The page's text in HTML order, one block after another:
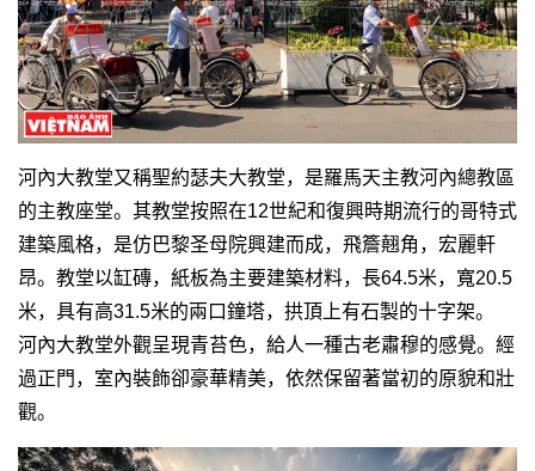
河內大教堂又稱聖約瑟夫大教堂，是羅馬天主教河內總教區
的主教座堂。其教堂按照在12世紀和復興時期流行的哥特式
建築風格，是仿巴黎圣母院興建而成，飛簷翹角，宏麗軒
昂。 教堂以缸磚，紙板為主要建築材料，長64.5米，寬20.5
米，具有高31.5米的兩口鐘塔，拱頂上有石製的十字架。
河內大教堂外觀呈現青苔色，給人一種古老肅穆的感覺。經
過正門，室內裝飾卻豪華精美，依然保留著當初的原貌和壯
觀。